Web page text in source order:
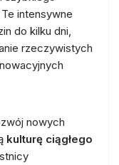
intensywne
do kilku dni,
rzeczywistych
nowych
kulturę ciągłego